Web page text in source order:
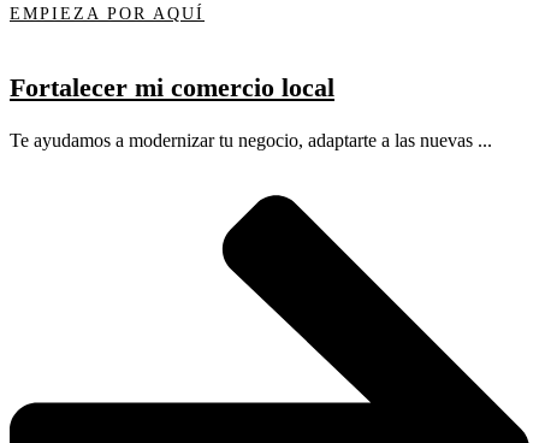
EMPIEZA POR AQUÍ
Fortalecer mi comercio local
Te ayudamos a modernizar tu negocio, adaptarte a las nuevas ...